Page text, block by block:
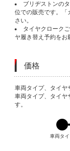
ブリヂストンの
位での販売です。「
さい。
タイヤクローク
ヤ履き替え予約をお
価格
VARIATIONS
車両タイプ、タイヤ
車両タイプ、タイヤ
す。
車両タ